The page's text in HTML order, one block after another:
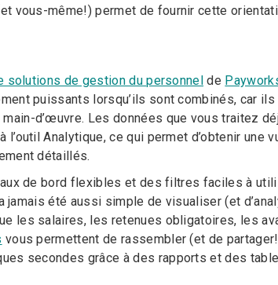
vous-même!) permet de fournir cette
solutions de gestion du personnel de
puissants lorsqu’ils sont combinés, car
d’œuvre. Les données que vous traitez
Analytique, ce qui permet d’obtenir une
détaillés.
de bord flexibles et des filtres faciles à
jamais été aussi simple de visualiser (et
les salaires, les retenues obligatoires, les
vous permettent de rassembler (et de
secondes grâce à des rapports et des